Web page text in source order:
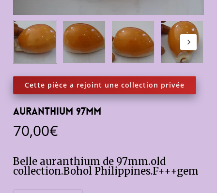
Auranthium 97mm
70,00€
Belle auranthium de 97mm.old
collection.Bohol Philippines.F+++gem